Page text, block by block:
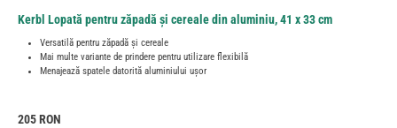
Kerbl Lopată pentru zăpadă și cereale din aluminiu, 41 x 33 cm
Versatilă pentru zăpadă și cereale
Mai multe variante de prindere pentru utilizare flexibilă
Menajează spatele datorită aluminiului ușor
Preț obișnuit:
205 RON